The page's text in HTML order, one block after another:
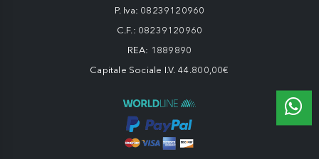
P. Iva: 08239120960
C.F.: 08239120960
REA: 1889890
Capitale Sociale I.V. 44.800,00€